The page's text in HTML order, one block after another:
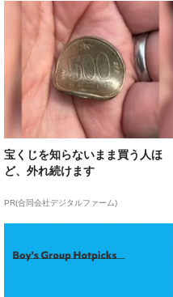
宝くじを知らないまま買う人ほ
ど、外れ続けます
PR(合同会社デジタルファーム)